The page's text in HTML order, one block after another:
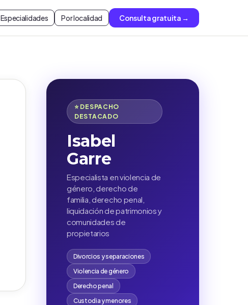
Especialidades Por localidad Consulta gratuita →
⭐ DESPACHO
DESTACADO
Isabel
Garre
Especialista en violencia de
género, derecho de
familia, derecho penal,
liquidación de patrimonios y
comunidades de
propietarios
Divorcios y separaciones
Violencia de género
Derecho penal
Custodia y menores